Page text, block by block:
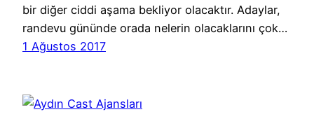
bir diğer ciddi aşama bekliyor olacaktır. Adaylar,
randevu gününde orada nelerin olacaklarını çok…
1 Ağustos 2017